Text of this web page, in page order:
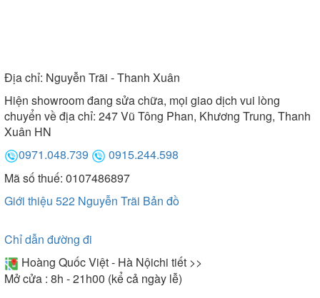
Địa chỉ: Nguyễn Trãi - Thanh Xuân
Hiện showroom đang sửa chữa, mọi giao dịch vui lòng
chuyển về địa chỉ: 247 Vũ Tông Phan, Khương Trung, Thanh
Xuân HN
0971.048.739
0915.244.598
Mã số thuế: 0107486897
Giới thiệu 522 Nguyễn Trãi Bản đồ
Chỉ dẫn đường đi
Hoàng Quốc Việt - Hà Nộichi tiết >>
Mở cửa : 8h - 21h00 (kể cả ngày lễ)